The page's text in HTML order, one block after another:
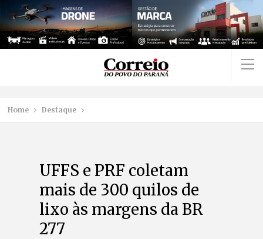
Home Destaque
UFFS e PRF coletam
mais de 300 quilos de
lixo às margens da BR
277